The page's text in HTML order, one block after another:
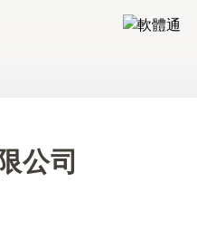
公司